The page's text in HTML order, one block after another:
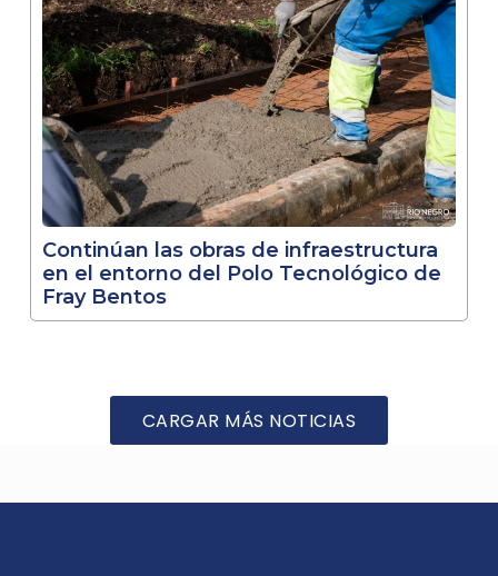
Continúan las obras de infraestructura
en el entorno del Polo Tecnológico de
Fray Bentos
CARGAR MÁS NOTICIAS